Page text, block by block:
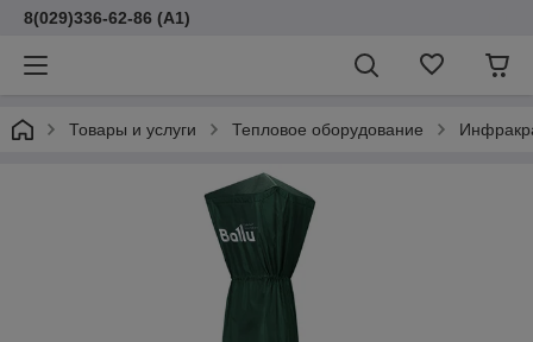
8(029)336-62-86 (A1)
Товары и услуги Тепловое оборудование